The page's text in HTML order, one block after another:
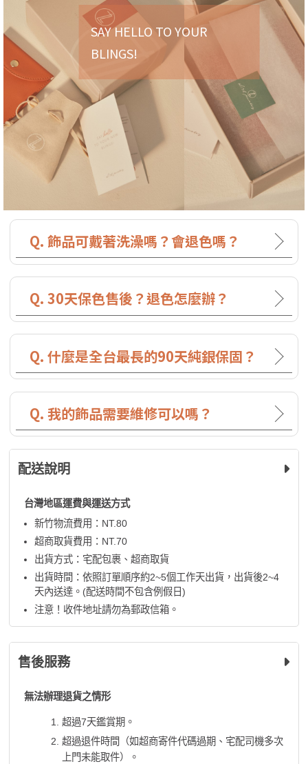
SAY HELLO TO YOUR
BLINGS!
Q. 飾品可戴著洗澡嗎？會退色嗎？
Q. 30天保色售後？退色怎麼辦？
Q. 什麼是全台最長的90天純銀保固？
Q. 我的飾品需要維修可以嗎？
配送說明
台灣地區運費與運送方式
新竹物流費用：NT.80
超商取貨費用：NT.70
出貨方式：宅配包裹、超商取貨
出貨時間：依照訂單順序約2~5個工作天出貨，出貨後2~4
天內送達。(配送時間不包含例假日)
注意！收件地址請勿為郵政信箱。
售後服務
無法辦理退貨之情形
超過7天鑑賞期。
超過退件時間（如超商寄件代碼過期、宅配司機多次
上門未能取件）。